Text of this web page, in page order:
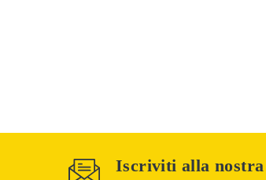
Iscriviti alla nostra